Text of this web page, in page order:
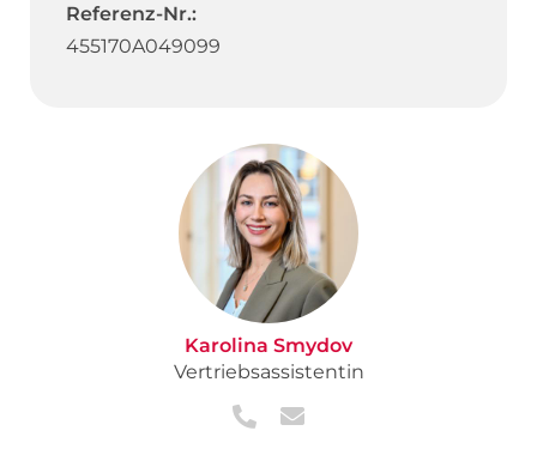
Referenz-Nr.:
455170A049099
Karolina Smydov
Vertriebsassistentin